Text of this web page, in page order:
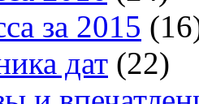
за 2015
дат (22)